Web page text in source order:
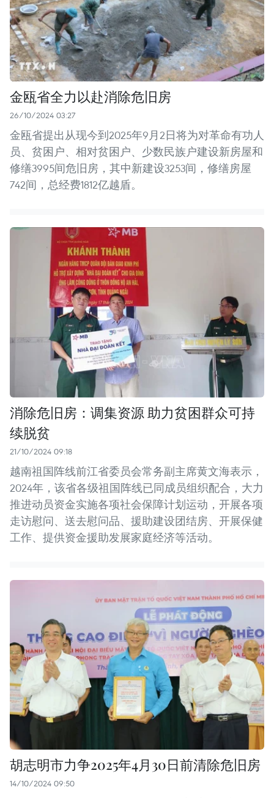
金瓯省全力以赴消除危旧房
26/10/2024 03:27
金瓯省提出从现今到2025年9月2日将为对革命有功人
员、贫困户、相对贫困户、少数民族户建设新房屋和
修缮3995间危旧房，其中新建设3253间，修缮房屋
742间，总经费1812亿越盾。 ​
消除危旧房：调集资源 助力贫困群众可持
续脱贫
21/10/2024 09:18
越南祖国阵线前江省委员会常务副主席黄文海表示，
2024年，该省各级祖国阵线已同成员组织配合，大力
推进动员资金实施各项社会保障计划运动，开展各项
走访慰问、送去慰问品、援助建设团结房、开展保健
工作、提供资金援助发展家庭经济等活动。
胡志明市力争2025年4月30日前清除危旧房
14/10/2024 09:50